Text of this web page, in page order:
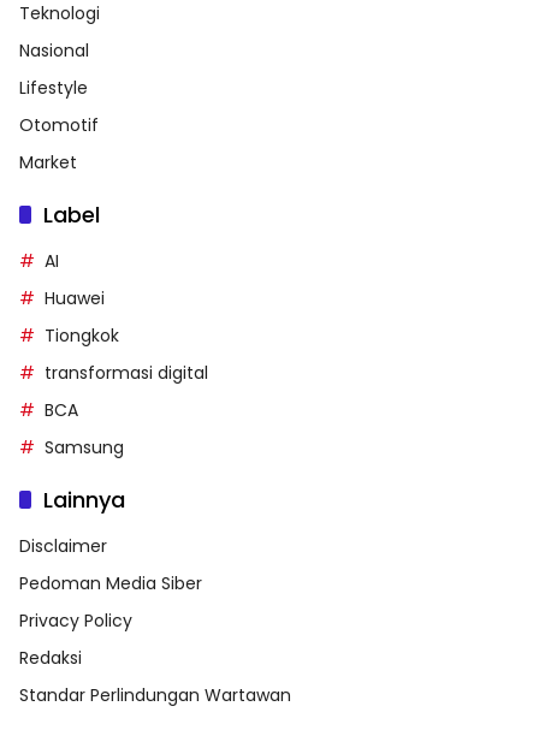
Teknologi
Nasional
Lifestyle
Otomotif
Market
Label
AI
Huawei
Tiongkok
transformasi digital
BCA
Samsung
Lainnya
Disclaimer
Pedoman Media Siber
Privacy Policy
Redaksi
Standar Perlindungan Wartawan